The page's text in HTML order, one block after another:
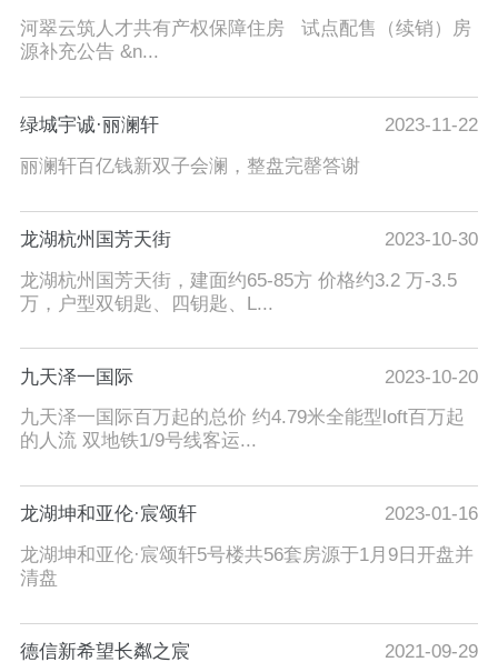
河翠云筑人才共有产权保障住房 试点配售（续销）房
源补充公告 &n...
绿城宇诚·丽澜轩
2023-11-22
龙湖杭州国芳天街
2023-10-30
龙湖杭州国芳天街，建面约65-85方 价格约3.2 万-3.5
万，户型双钥匙、四钥匙、L...
九天泽一国际
2023-10-20
九天泽一国际百万起的总价 约4.79米全能型loft百万起
的人流 双地铁1/9号线客运...
龙湖坤和亚伦·宸颂轩
2023-01-16
龙湖坤和亚伦·宸颂轩5号楼共56套房源于1月9日开盘并
清盘
德信新希望长粼之宸
2021-09-29